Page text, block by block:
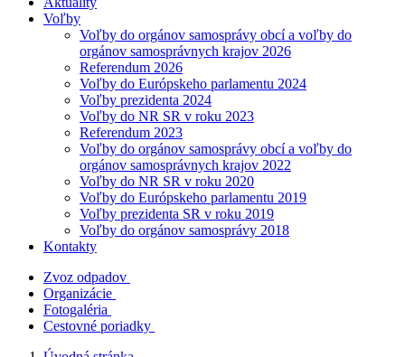
Voľby
Voľby do orgánov samosprávy obcí a voľby do
orgánov samosprávnych krajov 2026
Referendum 2026
Voľby do Európskeho parlamentu 2024
Voľby prezidenta 2024
Voľby do NR SR v roku 2023
Referendum 2023
Voľby do orgánov samosprávy obcí a voľby do
orgánov samosprávnych krajov 2022
Voľby do NR SR v roku 2020
Voľby do Európskeho parlamentu 2019
Voľby prezidenta SR v roku 2019
Voľby do orgánov samosprávy 2018
Kontakty
Zvoz odpadov
Organizácie
Fotogaléria
Cestovné poriadky